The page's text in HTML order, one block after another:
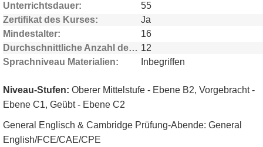
Unterrichtsdauer
55
Zertifikat des Kurses
Ja
Mindestalter
16
Durchschnittliche Anzahl der Teilnehmer 12
Sprachniveau Materialien
Inbegriffen
Niveau-Stufen: Oberer Mittelstufe - Ebene B2, Vorgebracht -
Ebene C1, Geübt - Ebene C2
General Englisch & Cambridge Prüfung-Abende: General
English/FCE/CAE/CPE